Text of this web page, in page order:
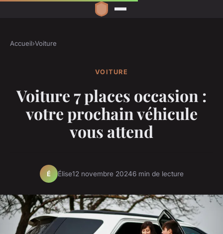
Accueil›Voiture
VOITURE
Voiture 7 places occasion :
votre prochain véhicule
vous attend
É Élise12 novembre 20246 min de lecture